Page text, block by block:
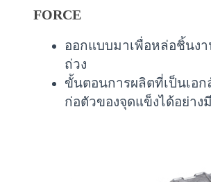
FORCE
ออกแบบมาเพื่อหล่อชิ้นง
ถ่วง
ขั้นตอนการผลิตที่เป็นเอ
ก่อตัวของจุดแข็งได้อย่าง